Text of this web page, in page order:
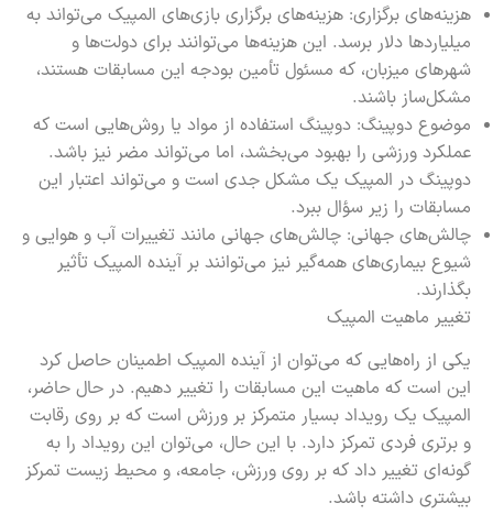
هزینه‌های برگزاری: هزینه‌های برگزاری بازی‌های المپیک می‌تواند به
میلیاردها دلار برسد. این هزینه‌ها می‌توانند برای دولت‌ها و
شهرهای میزبان، که مسئول تأمین بودجه این مسابقات هستند،
مشکل‌ساز باشند.
موضوع دوپینگ: دوپینگ استفاده از مواد یا روش‌هایی است که
عملکرد ورزشی را بهبود می‌بخشد، اما می‌تواند مضر نیز باشد.
دوپینگ در المپیک یک مشکل جدی است و می‌تواند اعتبار این
مسابقات را زیر سؤال ببرد.
چالش‌های جهانی: چالش‌های جهانی مانند تغییرات آب و هوایی و
شیوع بیماری‌های همه‌گیر نیز می‌توانند بر آینده المپیک تأثیر
بگذارند.
تغییر ماهیت المپیک
یکی از راه‌هایی که می‌توان از آینده المپیک اطمینان حاصل کرد
این است که ماهیت این مسابقات را تغییر دهیم. در حال حاضر،
المپیک یک رویداد بسیار متمرکز بر ورزش است که بر روی رقابت
و برتری فردی تمرکز دارد. با این حال، می‌توان این رویداد را به
گونه‌ای تغییر داد که بر روی ورزش، جامعه، و محیط زیست تمرکز
بیشتری داشته باشد.